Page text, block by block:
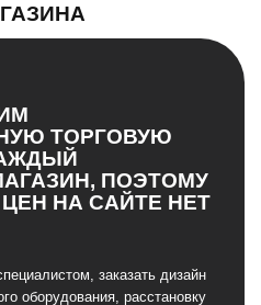
ТОРГОВУЮ
ПОЭТОМУ
НА САЙТЕ НЕТ
заказать дизайн
оборудования, расстановку